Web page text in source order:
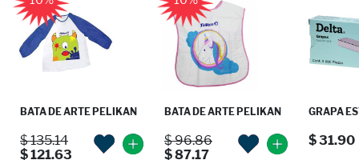
BATA DE ARTE PELIKAN
$ 135.14
$ 121.63
BATA DE ARTE PELIKAN
$ 96.86
$ 87.17
GRAPA
$ 31.90